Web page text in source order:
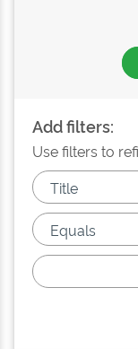
Add filters:
Use filters to